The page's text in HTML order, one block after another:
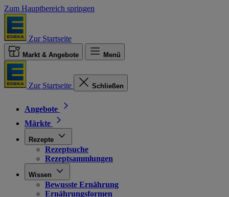
Zum Hauptbereich springen
Zur Startseite
Markt & Angebote Menü
Zur Startseite Schließen
Angebote
Märkte
Rezepte
Rezeptsuche
Rezeptsammlungen
Wissen
Bewusste Ernährung
Ernährungsformen